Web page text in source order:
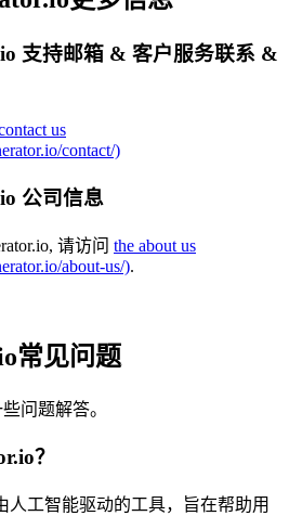
支持邮箱 & 客户服务联系 &
us
contact/)
公司信息
请访问 the about us
about-us/).
常见问题
问题解答。
？
人工智能驱动的工具，旨在帮助用